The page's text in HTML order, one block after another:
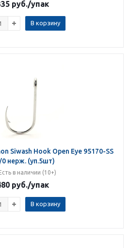
руб./упак
В корзину
Siwash Hook Open Eye 95170-SS
нерж. (уп.5шт)
в наличии (10+)
руб./упак
В корзину